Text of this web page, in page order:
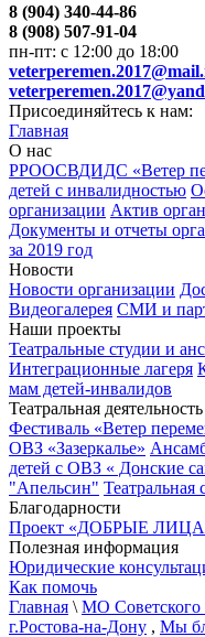
8 (904) 340-44-86
8 (908) 507-91-04
пн-пт: с 12:00 до 18:00
Присоединяйтесь к нам:
Главная
О нас
РРООСВДИДС «Ветер
детей с инвалидностью
организации Актив
Документы и отчеты
за 2019 год
Новости
Новости организации
Видеогалерея СМИ и
Наши проекты
Театральные студии и
Интеграционные лагеря
мам детей-инвалидов
Театральная деятельность
Фестиваль «Ветер
ОВЗ «Зазеркалье»
детей с ОВЗ « Донские
"Апельсин" Театральная
Благодарности
Проект «ДОБРЫЕ
Полезная информация
Юридические
Как помочь
Главная \ МО Советского
г.Ростова-на-Дону , Мы